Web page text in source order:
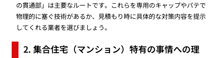
の貫通部」は主要なルートです。これらを専用のキャップやパテで
物理的に塞ぐ技術があるか、見積もり時に具体的な対策内容を提示
してくれる業者を選びましょう。
2. 集合住宅（マンション）特有の事情への理